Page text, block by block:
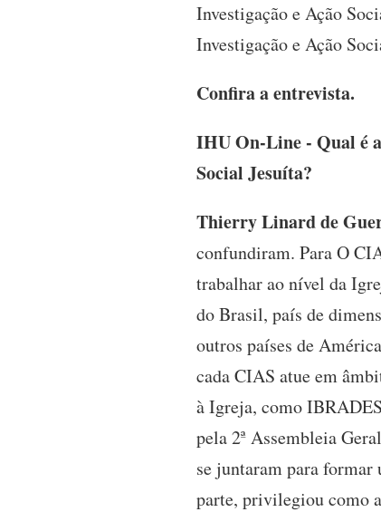
Investigação e Ação
Investigação e Ação
Confira a entrevista.
IHU On-Line - Qual é
Social Jesuíta?
Thierry Linard de
confundiram. Para O
trabalhar ao nível da
do Brasil, país de
outros países de
cada CIAS atue em
à Igreja, como
pela 2ª Assembleia
se juntaram para
parte, privilegiou como